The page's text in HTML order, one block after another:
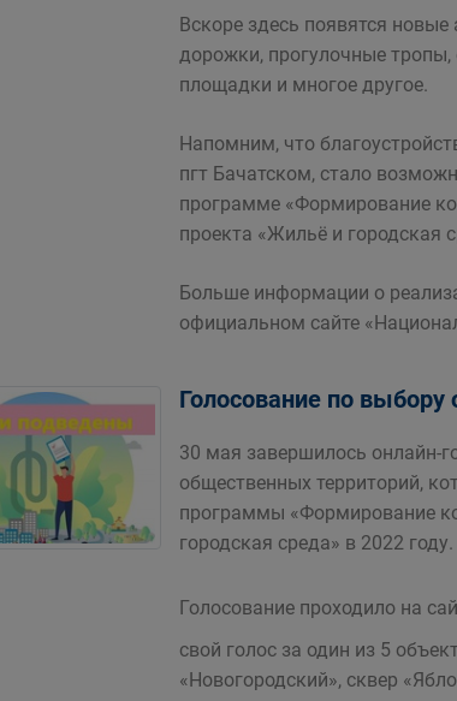
Вскоре здесь появятся
дорожки, прогулочные тропы,
площадки и многое другое.
Напомним, что
пгт Бачатском, стало
программе «Формирование
проекта «Жильё и городская
Больше информации о
официальном сайте
Голосование по выбору
30 мая завершилось онлайн-
общественных территорий,
программы «Формирование
городская среда» в 2022 году.
Голосование проходило на
свой голос за один из 5
«Новогородский», сквер